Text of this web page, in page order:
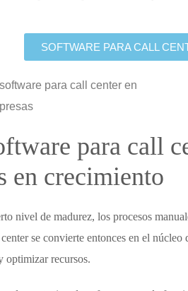
SOFTWARE PARA CALL
para call
en crecimiento
nivel de madurez, los procesos
se convierte entonces en el núcleo
optimizar recursos.